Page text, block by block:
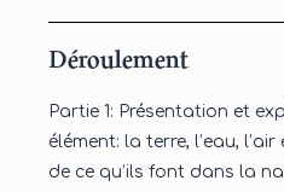
Déroulement
Partie 1: Présentation et
élément: la terre, l’eau,
de ce qu’ils font dans la